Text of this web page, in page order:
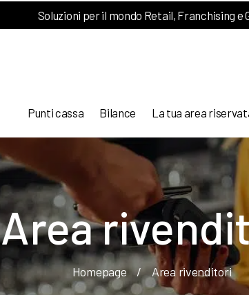
Soluzioni per il mondo Retail, Franchising e
Punti cassa Bilance La tua area
Area
Homepage / Area rivenditori